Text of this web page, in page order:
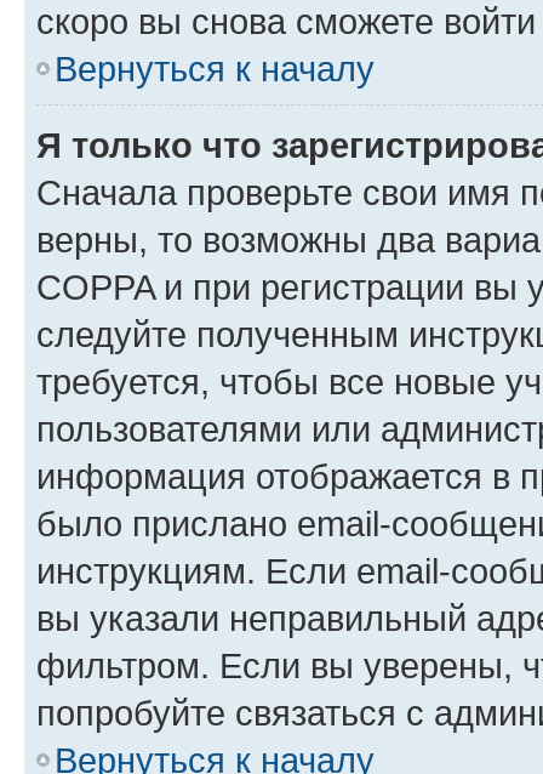
скоро вы снова сможете
Вернуться к началу
Я только что
Сначала проверьте свои имя
верны, то возможны два
COPPA и при регистрации вы
следуйте полученным
требуется, чтобы все новые
пользователями или
информация отображается в
было прислано email-
инструкциям. Если email-
вы указали неправильный
фильтром. Если вы уверены,
попробуйте связаться с
Вернуться к началу